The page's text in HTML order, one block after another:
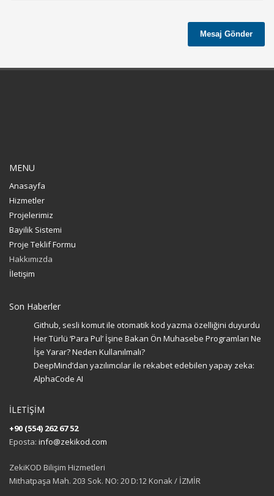
Mesaj Gönder
MENU
Anasayfa
Hizmetler
Projelerimiz
Bayilik Sistemi
Proje Teklif Formu
Hakkımızda
İletişim
Son Haberler
Github, sesli komut ile otomatik kod yazma özelliğini duyurdu
Her Türlü ‘Para Pul’ İşine Bakan Ön Muhasebe Programları Ne
İşe Yarar? Neden Kullanılmalı?
DeepMind’dan yazılımcılar ile rekabet edebilen yapay zeka:
AlphaCode AI
İLETİŞİM
+90 (554) 262 67 52
Eposta: info@zekikod.com
ZekiKOD Bilişim Hizmetleri
Mithatpaşa Mah. 203 Sok. NO: 20 D:12 Konak / İZMİR